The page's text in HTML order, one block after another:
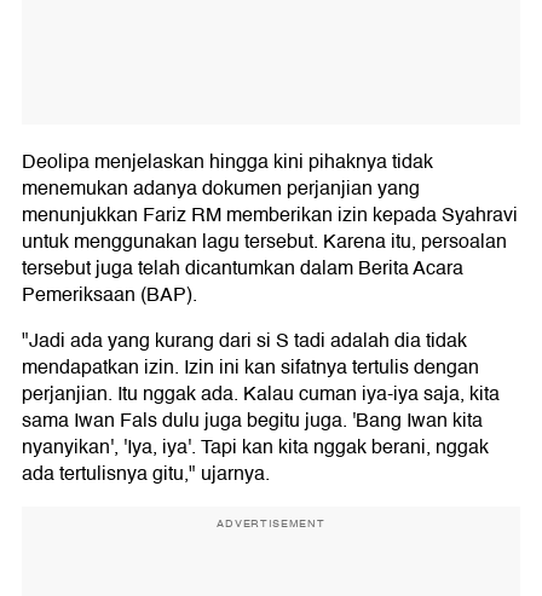
Deolipa menjelaskan hingga kini pihaknya tidak
menemukan adanya dokumen perjanjian yang
menunjukkan Fariz RM memberikan izin kepada Syahravi
untuk menggunakan lagu tersebut. Karena itu, persoalan
tersebut juga telah dicantumkan dalam Berita Acara
Pemeriksaan (BAP).
"Jadi ada yang kurang dari si S tadi adalah dia tidak
mendapatkan izin. Izin ini kan sifatnya tertulis dengan
perjanjian. Itu nggak ada. Kalau cuman iya-iya saja, kita
sama Iwan Fals dulu juga begitu juga. 'Bang Iwan kita
nyanyikan', 'Iya, iya'. Tapi kan kita nggak berani, nggak
ada tertulisnya gitu," ujarnya.
ADVERTISEMENT